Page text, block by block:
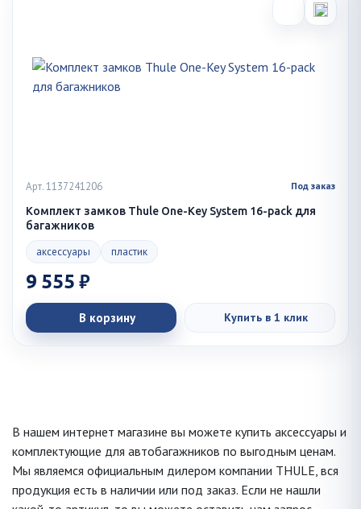
Арт. 1137241206 Под заказ
Комплект замков Thule One-Key System 16-pack для
багажников
аксессуары пластик
9 555 ₽
В корзину Купить в 1 клик
В нашем интернет магазине вы можете купить аксессуары и
комплектующие для автобагажников по выгодным ценам.
Мы являемся официальным дилером компании THULE, вся
продукция есть в наличии или под заказ. Если не нашли